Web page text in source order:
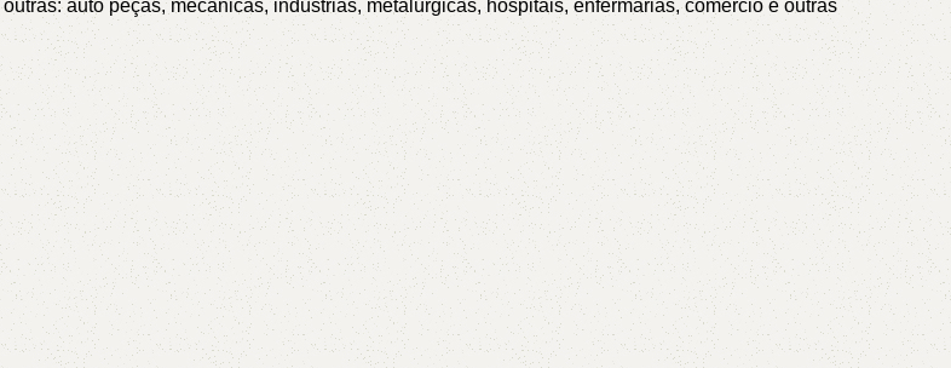
auto peças, mecânicas, indústrias, metalúrgicas, hospitais, enfermarias, comércio e outras